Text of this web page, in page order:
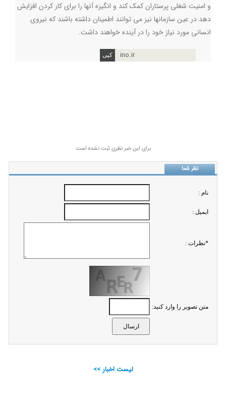
و امنیت شغلی پرستاران کمک کند و انگیزه آنها را برای کار کردن افزایش
دهد در عین سازمانها نیز می توانند اطمینان داشته باشند که نیروی
انسانی مورد نیاز خود را در آینده خواهند داشت.
ino.ir
برای این خبر نظری ثبت نشده است
نظر شما
نام :
ايميل :
*نظرات :
متن تصویر را وارد کنید:
لیست اخبار >>